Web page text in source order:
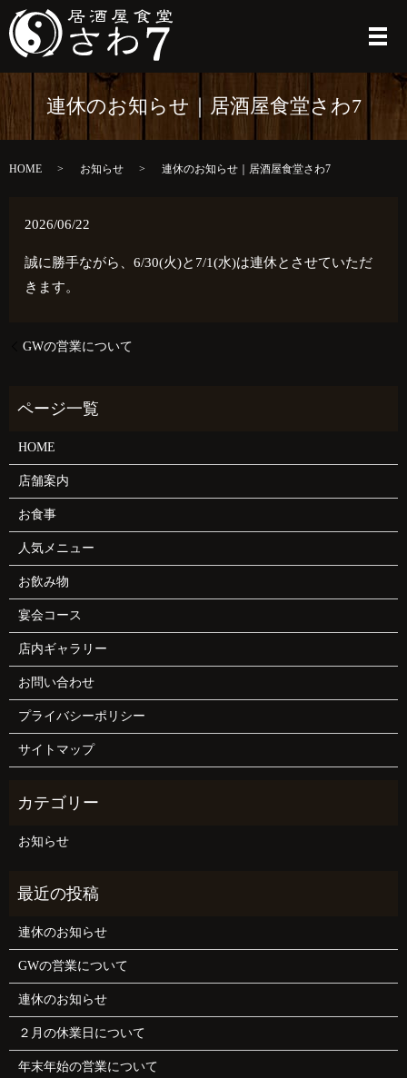
メ
連休のお知らせ｜居酒屋食堂さわ7
HOME お知らせ 連休のお知らせ｜居酒屋食堂さわ7
2026/06/22
誠に勝手ながら、6/30(火)と7/1(水)は連休とさせていただ
きます。
GWの営業について
HOME
店舗案内
お食事
人気メニュー
お飲み物
宴会コース
店内ギャラリー
お問い合わせ
プライバシーポリシー
サイトマップ
お知らせ
連休のお知らせ
GWの営業について
連休のお知らせ
２月の休業日について
年末年始の営業について